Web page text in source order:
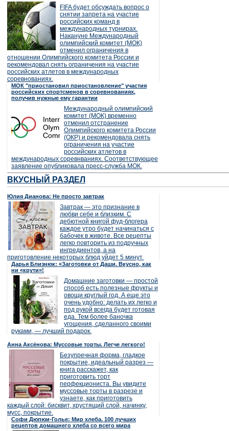
FIFA будет обсуждать вопрос о
снятии запрета на участие
российских команд в
международных турнирах.
Накануне Международный
олимпийский комитет (МОК)
отменил ограничения в
отношении Олимпийского комитета России и
рекомендовал снять ограничения на участие
российских атлетов в международных
соревнованиях.
МОК "приостановил приостановление" участия
российских спортсменов в соревнованиях,
получив нужные ему гарантии
Международный олимпийский
комитет (МОК) временно
отменил отстранение
Олимпийского комитета России
(ОКР) и рекомендовала снять
ограничения на участие
российских атлетов в
международных соревнваниях. Соответствующее
заявление опубликовала пресс-служба МОК.
ВКУСНЫЙ РАЗДЕЛ
Юлия Дианова: Не просто завтрак
Завтрак — это признание в
любви себе и близким. С
дебютной книгой фуд-блогера
каждое утро будет начинаться с
бабочек в животе. Все рецепты
легко повторить из подручных
ингредиентов, а на
приготовление некоторых блюд уйдет 5 минут.
Дарья Близнюк: «Заготовки от Даши. Вкусно, как
ни «крути»!
Домашние заготовки — простой
способ есть полезные фрукты и
овощи круглый год. А еще это
очень удобно: делать их легко и
под рукой всегда будет готовая
еда. Тем более баночка
угощения, сделанного своими
руками, — лучший подарок.
Анна Аксёнова: Муссовые торты. Легче легкого!
Безупречная форма, гладкое
покрытие, идеальный разрез —
книга расскажет, как
приготовить торт
перфекциониста. Вы увидите
муссовые торты в разрезе и
узнаете, как приготовить
каждый слой: бисквит, хрустящий слой, начинку,
мусс, покрытие.
Софи Дюпюи-Голье: Мир хлеба. 100 лучших
рецептов домашнего хлеба со всего мира